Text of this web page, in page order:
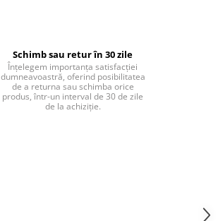
Schimb sau retur în 30 zile
Înțelegem importanța satisfacției
dumneavoastră, oferind posibilitatea
de a returna sau schimba orice
produs, într-un interval de 30 de zile
de la achiziție.